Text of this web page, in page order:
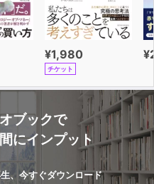
¥1,980
チケット
ブックで
にインプット
、今すぐダウンロード